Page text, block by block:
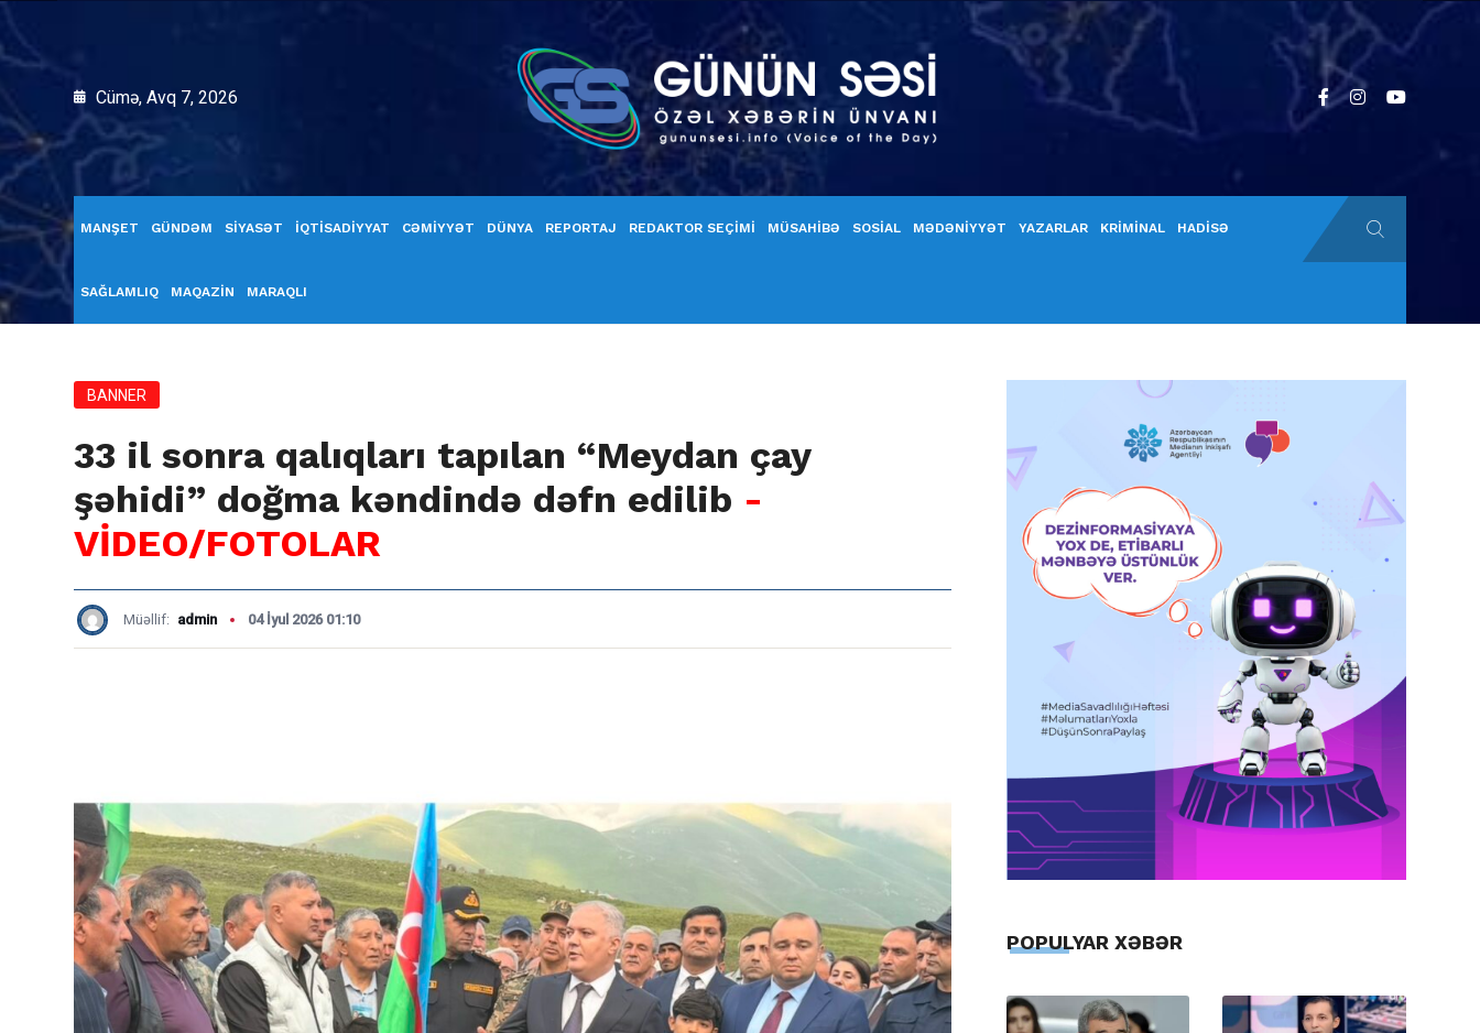
Cümə, Avq 7, 2026
MANŞET GÜNDƏM SİYASƏT İQTİSADİYYAT CƏMİYYƏT DÜNYA REPORTAJ REDAKTOR SEÇİMİ MÜSAHİBƏ SOSİAL MƏDƏNİYYƏT YAZARLAR KRİMİNAL HADİSƏ
SAĞLAMLIQ MAQAZİN MARAQLI
BANNER
33 il sonra qalıqları tapılan “Meydan çay
şəhidi” doğma kəndində dəfn edilib -
VİDEO/FOTOLAR
Müəllif: admin 04 İyul 2026 01:10
POPULYAR XƏBƏR